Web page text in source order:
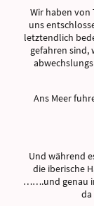
Wir haben von
uns
letztendlich
gefahren sind,
Ans Meer
Und während
die iberische
…….und genau